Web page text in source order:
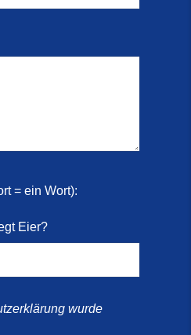
= ein Wort):
Eier?
wurde